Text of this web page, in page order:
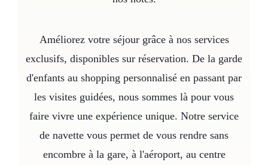
Améliorez votre séjour grâce à nos services
exclusifs, disponibles sur réservation. De la garde
d'enfants au shopping personnalisé en passant par
les visites guidées, nous sommes là pour vous
faire vivre une expérience unique. Notre service
de navette vous permet de vous rendre sans
encombre à la gare, à l'aéroport, au centre